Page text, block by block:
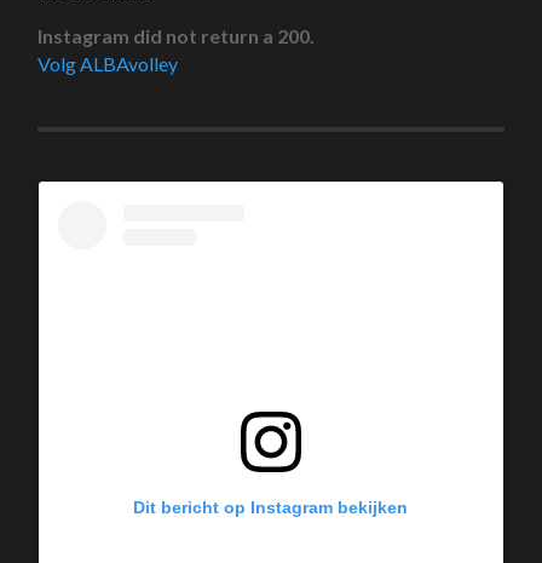
Instagram did not return a 200.
Volg ALBAvolley
Dit bericht op Instagram bekijken